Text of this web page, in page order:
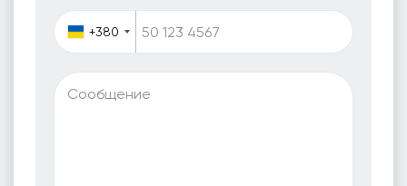
+380
Сообщение